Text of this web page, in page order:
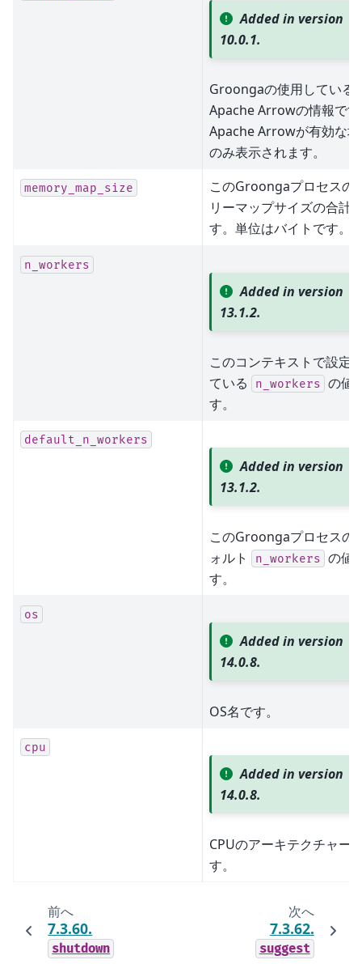
Added in version
10.0.1.
Groongaの使用している
Apache Arrowの情報で
Apache Arrowが有効な
のみ表示されます。
memory_map_size
このGroongaプロセスの
リーマップサイズの合計
す。単位はバイトです。
n_workers
Added in version
13.1.2.
このコンテキストで設定
ている
n_workers の値
す。
default_n_workers
Added in version
13.1.2.
このGroongaプロセスの
ォルト
n_workers の値
す。
os
Added in version
14.0.8.
OS名です。
cpu
Added in version
14.0.8.
CPUのアーキテクチャー
す。
前へ
7.3.60.
shutdown
次へ
7.3.62.
suggest